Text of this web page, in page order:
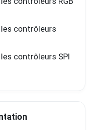
contrôleurs
contrôleurs SPI